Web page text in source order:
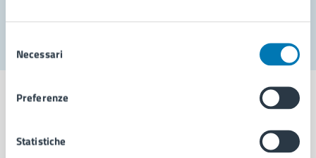
delNecessari
Preferenze
StatisticheComune di Napoli